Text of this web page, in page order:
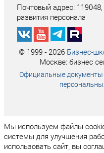
Почтовый адрес: 119048,
развития персонала
© 1999 - 2026 Бизнес-
Москве: бизнес
Официальные документы
Мы используем файлы
системы для улучшения
использовать сайт, вы